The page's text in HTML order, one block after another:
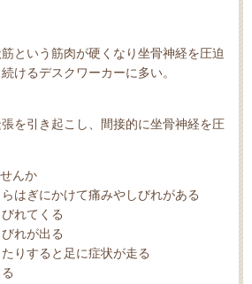
という筋肉が硬くなり坐骨神経を圧迫
けるデスクワーカーに多い。
を引き起こし、間接的に坐骨神経を圧
んか
はぎにかけて痛みやしびれがある
れてくる
れが出る
りすると足に症状が走る